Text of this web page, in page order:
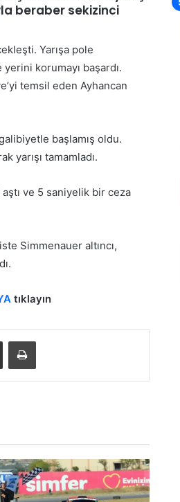
beraber sekizinci
Yarışa pole
korumayı başardı.
temsil eden Ayhancan
başlamış oldu.
yarışı tamamladı.
ve 5 saniyelik bir ceza
Simmenauer altıncı,
tıklayın